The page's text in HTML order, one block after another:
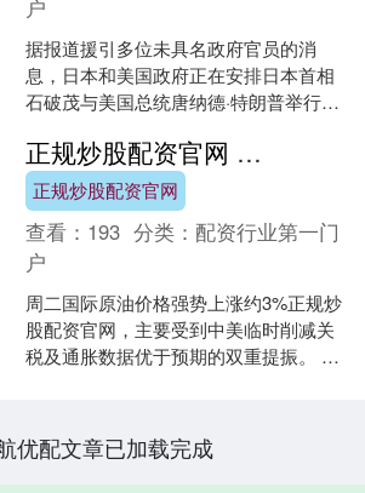
户
据报道援引多位未具名政府官员的消
息，日本和美国政府正在安排日本首相
石破茂与美国总统唐纳德·特朗普举行会
17日在加拿大举行的....
正规炒股配资官网 国际油价大涨约3%：关税削减与通胀改善提振市场前景
正规炒股配资官网
查看： 193 分类：配资行业第一门
户
周二国际原油价格强势上涨约3%正规炒
股配资官网，主要受到中美临时削减关
税及通胀数据优于预期的双重提振。 伦
优配文章已加载完成